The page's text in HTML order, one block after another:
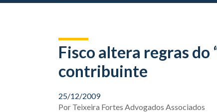
Fisco altera regras do
contribuinte
25/12/2009
Por Teixeira Fortes Advogados Associados